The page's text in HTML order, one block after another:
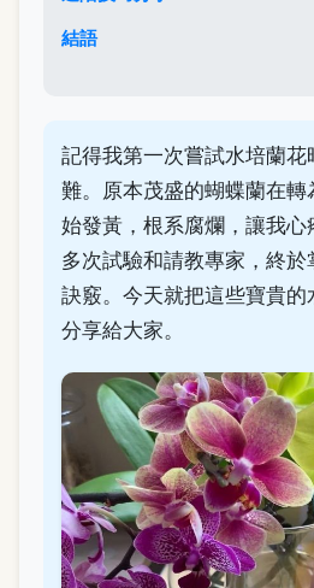
結語
記得我第一次嘗試水培蘭花
難。原本茂盛的蝴蝶蘭在轉
始發黃，根系腐爛，讓我心
多次試驗和請教專家，終
訣竅。今天就把這些寶貴
分享給大家。